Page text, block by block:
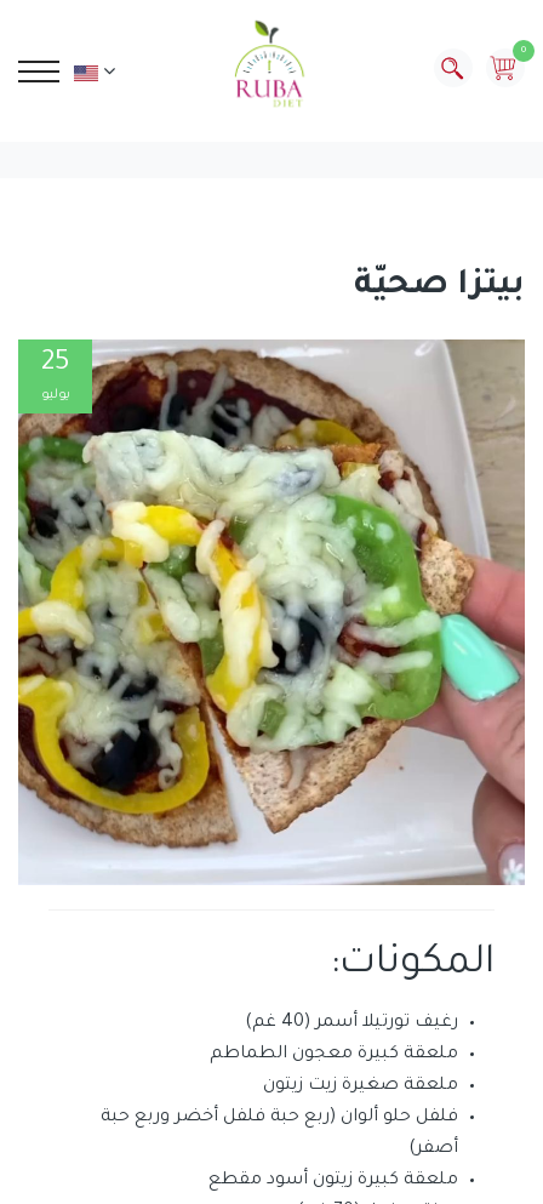
0
بيتزا صحيّة
25
يوليو
المكونات:
رغيف تورتيلا أسمر (40 غم)
ملعقة كبيرة معجون الطماطم
ملعقة صغيرة زيت زيتون
فلفل حلو ألوان (ربع حبة فلفل أخضر وربع حبة
أصفر)
ملعقة كبيرة زيتون أسود مقطع